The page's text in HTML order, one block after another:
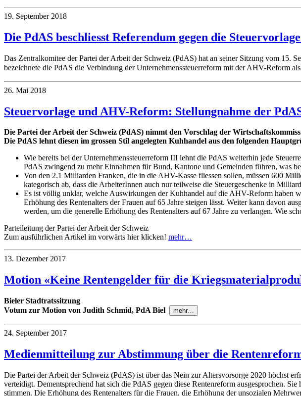
19. September 2018
Die PdAS beschliesst Referendum gegen die
Das Zentralkomitee der Partei der Arbeit der Schweiz (PdAS) hat an seiner Sitzung vom 15.
bezeichnete die PdAS die Verbindung der Unternehmenssteuerreform mit der AHV-Reform
26. Mai 2018
Steuervorlage und AHV-Reform: Stellungnahme der
Die Partei der Arbeit der Schweiz (PdAS) nimmt den Vorschlag der
Die PdAS lehnt diesen im grossen Stil angelegten Kuhhandel aus den folgenden
Wie bereits bei der Unternehmenssteuerreform III lehnt die PdAS weiterhin jede
PdAS zwingend zu mehr Einnahmen für Bund, Kantone und Gemeinden führen, was
Von den 2.1 Milliarden Franken, die in die AHV-Kasse fliessen sollen, müssen 600
kategorisch ab, dass die ArbeiterInnen auch nur teilweise die Steuergeschenke in
Es ist völlig unklar, welche Auswirkungen der Kuhhandel auf die AHV-Reform haben
Erhöhung des Rentenalters der Frauen auf 65 Jahre steigen lässt. Weiter kann davon
werden, um die generelle Erhöhung des Rentenalters auf 67 Jahre zu verlangen. Wie
Parteileitung der Partei der Arbeit der Schweiz
Zum ausführlichen Artikel im vorwärts hier klicken! mehr…
13. Dezember 2017
Motion «Keine Rentengelder für die
Bieler Stadtratssitzung
Votum zur Motion von Judith Schmid, PdA Biel
mehr…
24. September 2017
Medienmitteilung zur Abstimmung über die
Die Partei der Arbeit der Schweiz (PdAS) ist über das Nein zur Altersvorsorge 2020 höchst
verteidigt. Dementsprechend hat sich die PdAS gegen diese Rentenreform ausgesprochen.
stimmen. Die Erhöhung des Rentenalters für die Frauen, die Erhöhung der unsozialen